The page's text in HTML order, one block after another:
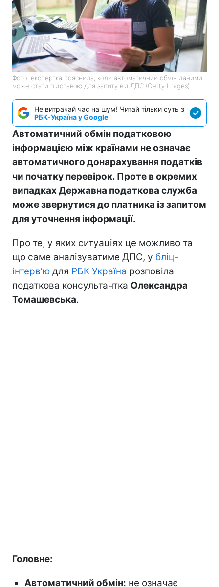
Фото: експертка пояснила, коли автоматичний обмін даними
може стати підставою для запиту від ДПС (Getty Images)
Не витрачай час на шум! Читай тільки суть з
РБК-Україна у Google
Автоматичний обмін податковою
інформацією між країнами не означає
автоматичного донарахування податків
чи початку перевірок. Проте в окремих
випадках Державна податкова служба
може звернутися до платника із запитом
для уточнення інформації.
Про те, у яких ситуаціях це можливо та
що саме аналізуватиме ДПС, у бліц-
інтерв’ю для РБК-Україна розповіла
податкова консультантка Олександра
Томашевська.
Головне:
Автоматичний обмін: не означає